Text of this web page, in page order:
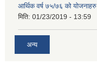
आर्थिक वर्ष ७५/७६ को योजनाहरु
मिति: 01/23/2019 - 13:59
अन्य